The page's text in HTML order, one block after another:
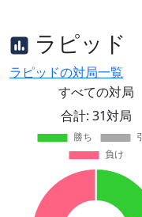
ラピッド
ラピッドの対局一覧
すべての対局
合計: 31対局